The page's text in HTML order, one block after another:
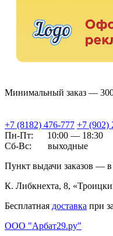
Минимальный заказ —
+7 (8182) 476-777 +7 (902)
Пн-Пт:
10:00 — 18:30
Сб-Вс:
выходные
Пункт выдачи заказов — в
К. Либкнехта, 8,
Бесплатная доставка при
ООО "Арбат29.ру"